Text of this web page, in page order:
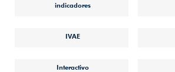
indicadores
IVAE
Interactivo